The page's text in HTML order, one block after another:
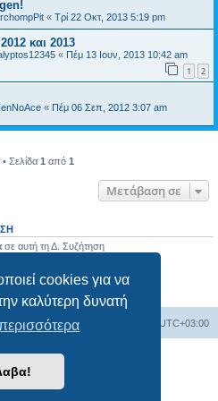
cookies για να
καλύτερη δυνατή
« Τρί 22 Οκτ, 2013 5:19 pm
και 2013
« Πέμ 13 Ιουν, 2013 10:42 am
1 2
« Πέμ 06 Σεπ, 2012 3:07 am
Σελίδα 1 από 1
Μετάβαση σε
σε αυτή τη Δ. Συζήτηση
σας σε αυτή τη Δ. Συζήτηση
σας σε αυτή τη Δ. Συζήτηση
αυτή τη Δ. Συζήτηση
Όλοι οι χρόνοι είναι UTC+03:00
® Forum Software © phpBB Limited
phpbbgr.com